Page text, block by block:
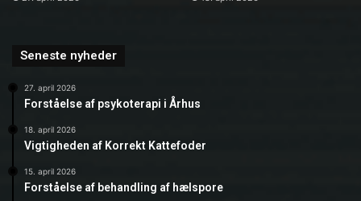
Seneste nyheder
27. april 2026
Forståelse af psykoterapi i Århus
18. april 2026
Vigtigheden af Korrekt Kattefoder
15. april 2026
Forståelse af behandling af hælspore